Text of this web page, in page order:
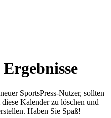
SportsPress-Nutzer, sollten
diese Kalender zu löschen und
Haben Sie Spaß!